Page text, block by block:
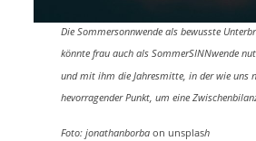
Die Sommersonnwende als bewusste
könnte frau auch als SommerSINNwende
und mit ihm die Jahresmitte, in der wie uns
hevorragender Punkt, um eine
Foto: jonathanborbaon unsplash